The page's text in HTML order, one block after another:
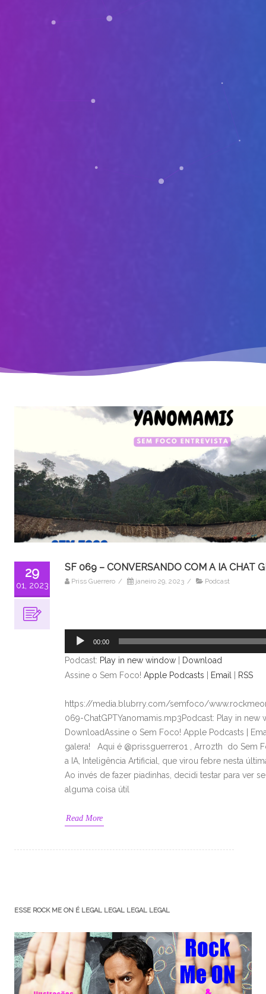
29
01, 2023
SF 069 – CONVERSANDO COM A IA CHAT
Priss Guerrero / janeiro 29, 2023 / Podcast
áudio
00:00
Podcast: Play in new window
Download
Assine o Sem Foco! Apple Podcasts Email RSS
https://media.blubrry.com/semfoco/
069-ChatGPTYanomamis.mp3Podcast: Play in new
DownloadAssine o Sem Foco! Apple Podcasts |
galera! Aqui é @prissguerrero1 , Arrozth do Sem
a IA, Inteligência Artificial, que virou febre nesta
Ao invés de fazer piadinhas, decidi testar para ver
alguma coisa útil
Read More
ESSE ROCK ME ON É LEGAL LEGAL LEGAL LEGAL